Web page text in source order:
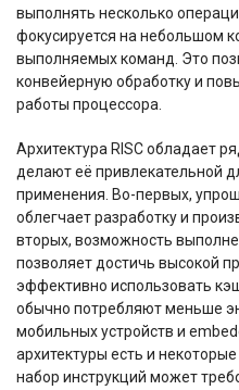
выполнять несколько
фокусируется на небольшом
выполняемых команд. Это
конвейерную обработку и
работы процессора.
Архитектура RISC обладает
делают её привлекательной
применения. Во-первых,
облегчает разработку и
вторых, возможность
позволяет достичь высокой
эффективно использовать
обычно потребляют меньше
мобильных устройств и
архитектуры есть и
набор инструкций может